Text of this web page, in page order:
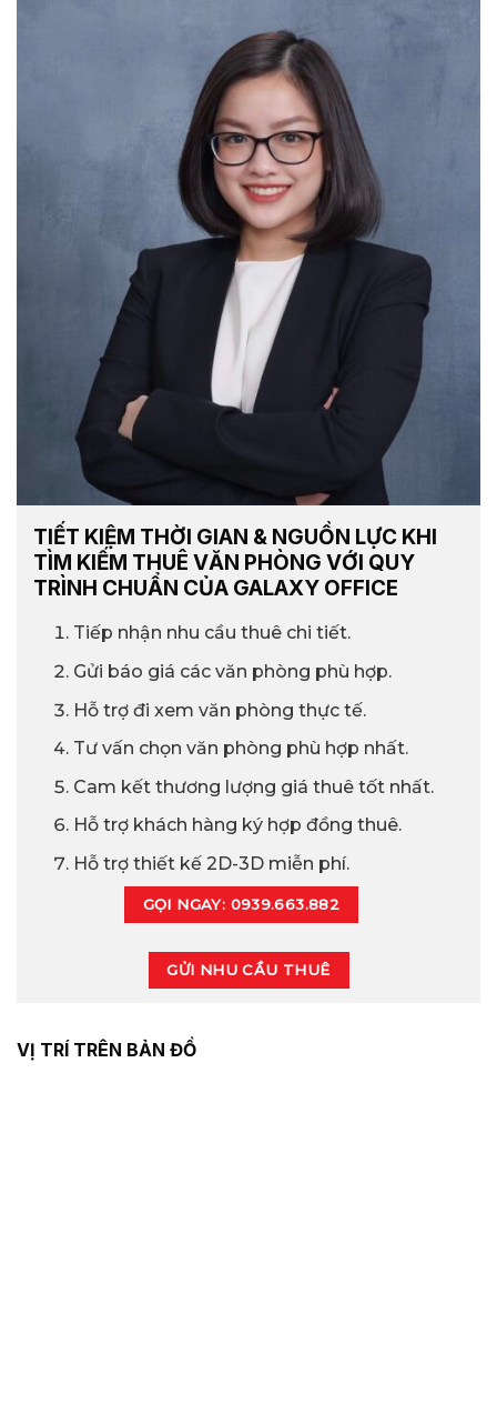
TIẾT KIỆM THỜI GIAN & NGUỒN LỰC KHI
TÌM KIẾM THUÊ VĂN PHÒNG VỚI QUY
TRÌNH CHUẨN CỦA GALAXY OFFICE
Tiếp nhận nhu cầu thuê chi tiết.
Gửi báo giá các văn phòng phù hợp.
Hỗ trợ đi xem văn phòng thực tế.
Tư vấn chọn văn phòng phù hợp nhất.
Cam kết thương lượng giá thuê tốt nhất.
Hỗ trợ khách hàng ký hợp đồng thuê.
Hỗ trợ thiết kế 2D-3D miễn phí.
GỌI NGAY: 0939.663.882
GỬI NHU CẦU THUÊ
VỊ TRÍ TRÊN BẢN ĐỒ